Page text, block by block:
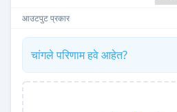
आउटपुट प्रकार
चांगले परिणाम हवे आहेत?